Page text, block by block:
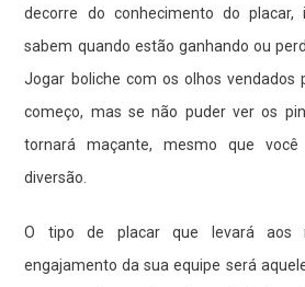
decorre do conhecimento do
sabem quando estão ganhando ou
Jogar boliche com os olhos vendados
começo, mas se não puder ver os
tornará maçante, mesmo que
diversão.
O tipo de placar que levará aos
engajamento da sua equipe será